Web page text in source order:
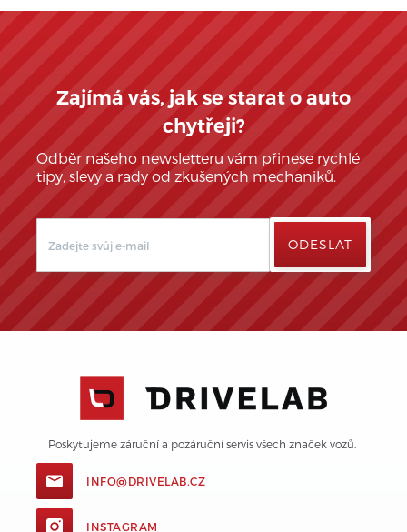
Zajímá vás, jak se starat o auto
chytřeji?
Odběr našeho newsletteru vám přinese rychlé
tipy, slevy a rady od zkušených mechaniků.
Poskytujeme záruční a pozáruční servis všech značek vozů.
INFO@DRIVELAB.CZ
INSTAGRAM